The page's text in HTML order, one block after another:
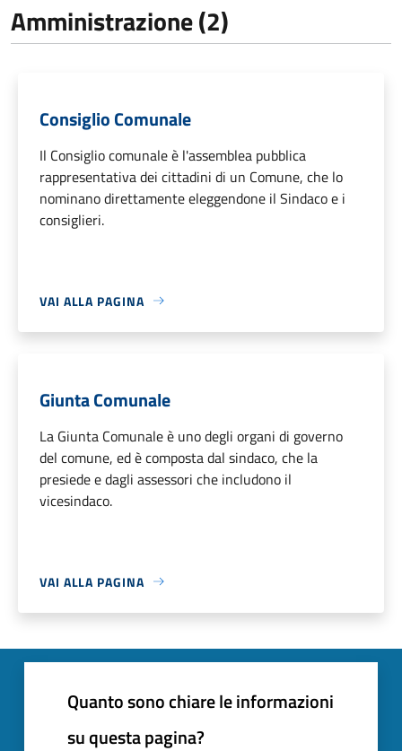
Amministrazione (2)
Consiglio Comunale
Il Consiglio comunale è l'assemblea pubblica
rappresentativa dei cittadini di un Comune, che lo
nominano direttamente eleggendone il Sindaco e i
consiglieri.
VAI ALLA PAGINA
Giunta Comunale
La Giunta Comunale è uno degli organi di governo
del comune, ed è composta dal sindaco, che la
presiede e dagli assessori che includono il
vicesindaco.
VAI ALLA PAGINA
Quanto sono chiare le informazioni
su questa pagina?